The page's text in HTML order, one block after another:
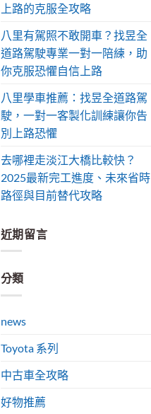
上路的克服全攻略
八里有駕照不敢開車？找昱全
道路駕駛專業一對一陪練，助
你克服恐懼自信上路
八里學車推薦：找昱全道路駕
駛，一對一客製化訓練讓你告
別上路恐懼
去哪裡走淡江大橋比較快？
2025最新完工進度、未來省時
路徑與目前替代攻略
近期留言
分類
news
Toyota 系列
中古車全攻略
好物推薦